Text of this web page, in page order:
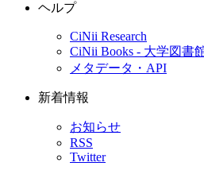
ヘルプ
CiNii Research
CiNii Books - 大学図書
メタデータ・API
新着情報
お知らせ
RSS
Twitter